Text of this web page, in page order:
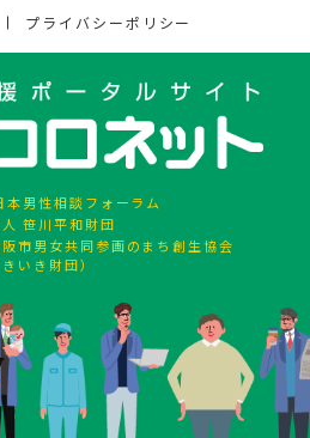
プライバシーポリシー
本男性相談フォーラム
笹川平和財団
市男女共同参画のまち創生協会
いき財団）